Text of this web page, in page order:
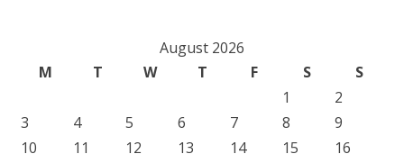
August 2026
M
T W T F S
S
1
2
3
4 5 6 7 8
9
10
11 12 13 14 15 16